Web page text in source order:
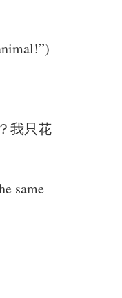
我只花
same